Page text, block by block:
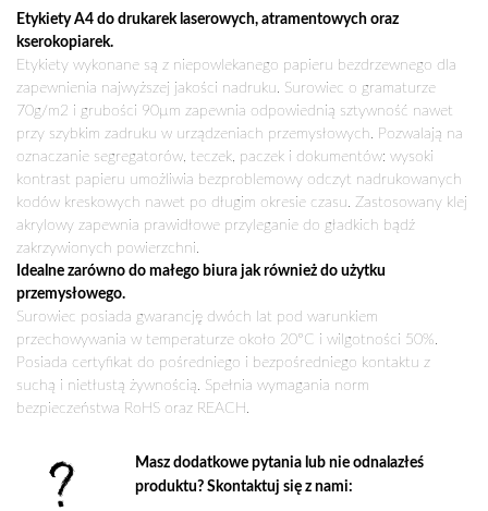
Etykiety A4 do drukarek laserowych, atramentowych oraz
kserokopiarek.
Etykiety wykonane są z niepowlekanego papieru bezdrzewnego dla
zapewnienia najwyższej jakości nadruku. Surowiec o gramaturze
70g/m2 i grubości 90µm zapewnia odpowiednią sztywność nawet
przy szybkim zadruku w urządzeniach przemysłowych. Pozwalają na
oznaczanie segregatorów, teczek, paczek i dokumentów: wysoki
kontrast papieru umożliwia bezproblemowy odczyt nadrukowanych
kodów kreskowych nawet po długim okresie czasu. Zastosowany klej
akrylowy zapewnia prawidłowe przyleganie do gładkich bądź
zakrzywionych powierzchni.
Idealne zarówno do małego biura jak również do użytku
przemysłowego.
Surowiec posiada gwarancję dwóch lat pod warunkiem
przechowywania w temperaturze około 20°C i wilgotności 50%.
Posiada certyfikat do pośredniego i bezpośredniego kontaktu z
suchą i nietłustą żywnością. Spełnia wymagania norm
bezpieczeństwa RoHS oraz REACH.
Masz dodatkowe pytania lub nie odnalazłeś
produktu? Skontaktuj się z nami: